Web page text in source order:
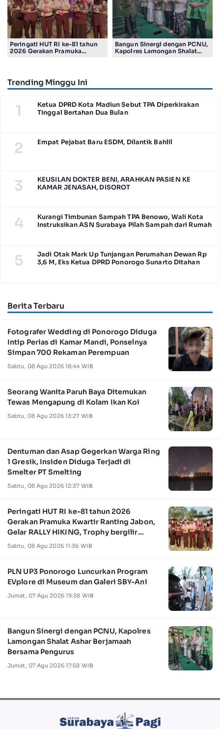
Peringati HUT RI ke-81 tahun
2026 Gerakan Pramuka
Bangun Sinergi dengan PCNU,
Kapolres Lamongan Shalat
Trending Minggu Ini
1
Ketua DPRD Kota Madiun Sebut TPA Diperkirakan
Tinggal Bertahan Dua Bulan
2 Empat Pejabat Baru ESDM, Dilantik Bahlil
3
KEUSILAN DOKTER BENI, ARAHKAN PASIEN KE
KAMAR JENASAH, DISOROT
4
Kurangi Timbunan Sampah TPA Benowo, Wali Kota
Instruksikan ASN Surabaya Pilah Sampah dari Rumah
5
Jadi Otak Mark Up Tunjangan Perumahan Dewan Rp
3,6 M, Eks Ketua DPRD Ponorogo Sunarto Ditahan
Berita Terbaru
Fotografer Wedding di Ponorogo Diduga
Intip Perias di Kamar Mandi, Ponselnya
Simpan 700 Rekaman Perempuan
Sabtu, 08 Agu 2026 18:44 WIB
Seorang Wanita Paruh Baya Ditemukan
Tewas Mengapung di Kolam Ikan Koi
Sabtu, 08 Agu 2026 13:27 WIB
Dentuman dan Asap Gegerkan Warga Ring
1 Gresik, Insiden Diduga Terjadi di
Smelter PT Smelting
Sabtu, 08 Agu 2026 12:37 WIB
Peringati HUT RI ke-81 tahun 2026
Gerakan Pramuka Kwartir Ranting Jabon,
Gelar RALLY HIKING, Trophy bergilir
Camat Jabon
Sabtu, 08 Agu 2026 11:36 WIB
PLN UP3 Ponorogo Luncurkan Program
EVplore di Museum dan Galeri SBY-Ani
Jumat, 07 Agu 2026 19:38 WIB
Bangun Sinergi dengan PCNU, Kapolres
Lamongan Shalat Ashar Berjamaah
Bersama Pengurus
Jumat, 07 Agu 2026 17:58 WIB